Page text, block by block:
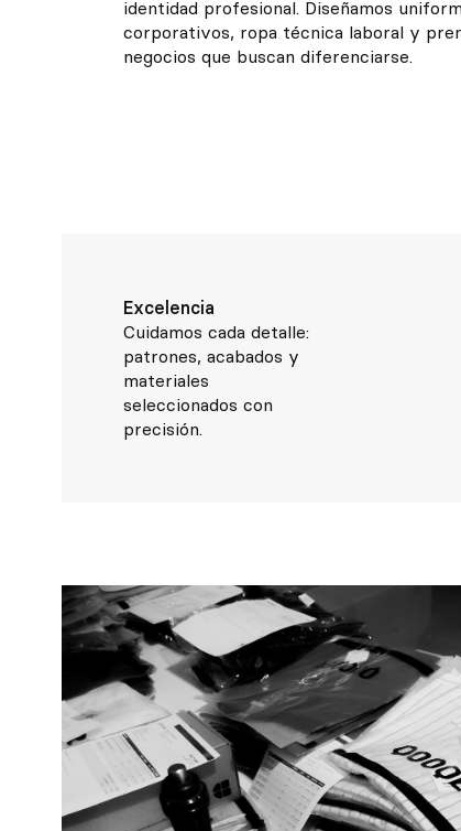
identidad profesional. Diseñamos
corporativos, ropa técnica laboral y
negocios que buscan diferenciarse.
Excelencia
Cuidamos cada detalle:
patrones, acabados y
materiales
seleccionados con
precisión.